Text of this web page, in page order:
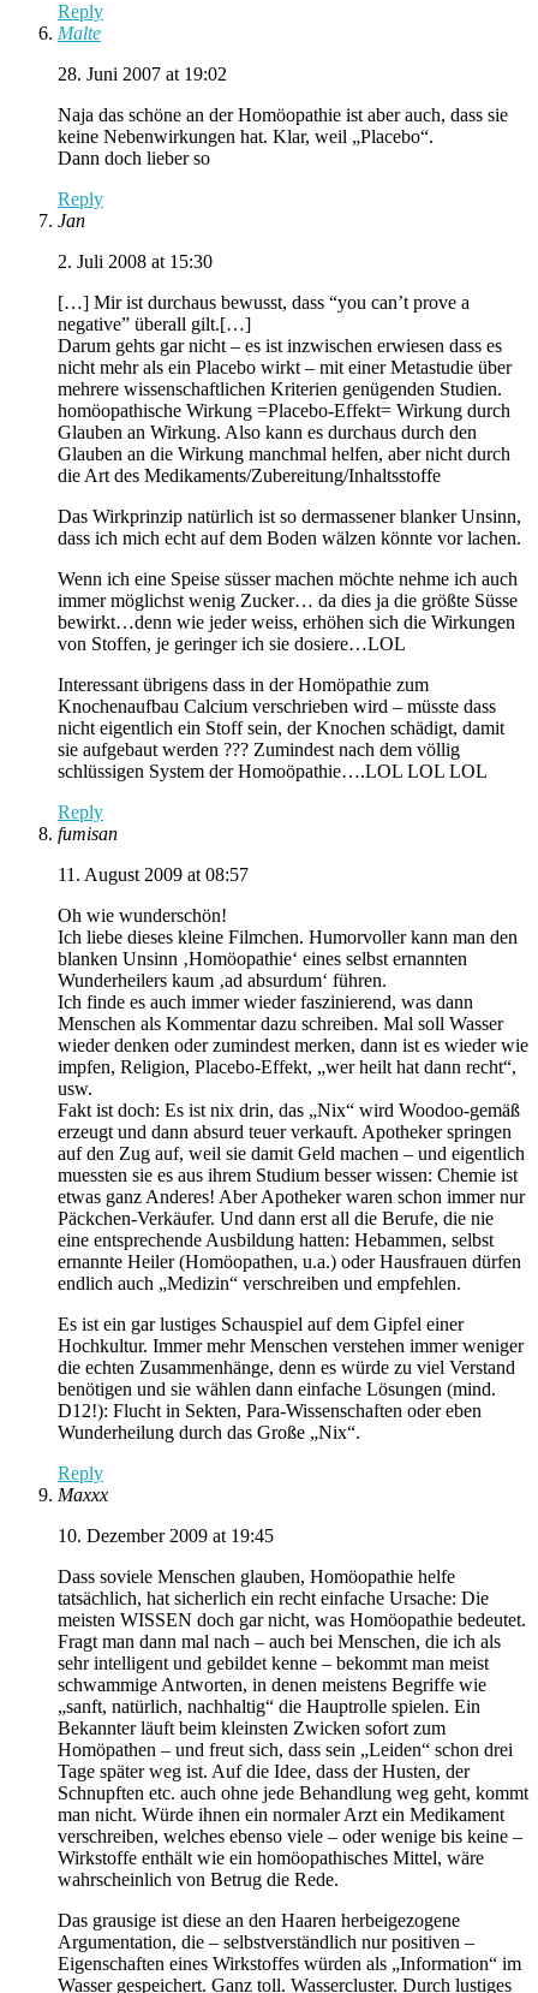
Reply
Malte
28. Juni 2007 at 19:02
Naja das schöne an der Homöopathie ist aber auch, dass sie
keine Nebenwirkungen hat. Klar, weil „Placebo“.
Dann doch lieber so
Reply
Jan
2. Juli 2008 at 15:30
[…] Mir ist durchaus bewusst, dass “you can’t prove a
negative” überall gilt.[…]
Darum gehts gar nicht – es ist inzwischen erwiesen dass es
nicht mehr als ein Placebo wirkt – mit einer Metastudie über
mehrere wissenschaftlichen Kriterien genügenden Studien.
homöopathische Wirkung =Placebo-Effekt= Wirkung durch
Glauben an Wirkung. Also kann es durchaus durch den
Glauben an die Wirkung manchmal helfen, aber nicht durch
die Art des Medikaments/Zubereitung/Inhaltsstoffe
Das Wirkprinzip natürlich ist so dermassener blanker Unsinn,
dass ich mich echt auf dem Boden wälzen könnte vor lachen.
Wenn ich eine Speise süsser machen möchte nehme ich auch
immer möglichst wenig Zucker… da dies ja die größte Süsse
bewirkt…denn wie jeder weiss, erhöhen sich die Wirkungen
von Stoffen, je geringer ich sie dosiere…LOL
Interessant übrigens dass in der Homöpathie zum
Knochenaufbau Calcium verschrieben wird – müsste dass
nicht eigentlich ein Stoff sein, der Knochen schädigt, damit
sie aufgebaut werden ??? Zumindest nach dem völlig
schlüssigen System der Homoöpathie….LOL LOL LOL
Reply
fumisan
11. August 2009 at 08:57
Oh wie wunderschön!
Ich liebe dieses kleine Filmchen. Humorvoller kann man den
blanken Unsinn ‚Homöopathie‘ eines selbst ernannten
Wunderheilers kaum ‚ad absurdum‘ führen.
Ich finde es auch immer wieder faszinierend, was dann
Menschen als Kommentar dazu schreiben. Mal soll Wasser
wieder denken oder zumindest merken, dann ist es wieder wie
impfen, Religion, Placebo-Effekt, „wer heilt hat dann recht“,
usw.
Fakt ist doch: Es ist nix drin, das „Nix“ wird Woodoo-gemäß
erzeugt und dann absurd teuer verkauft. Apotheker springen
auf den Zug auf, weil sie damit Geld machen – und eigentlich
muessten sie es aus ihrem Studium besser wissen: Chemie ist
etwas ganz Anderes! Aber Apotheker waren schon immer nur
Päckchen-Verkäufer. Und dann erst all die Berufe, die nie
eine entsprechende Ausbildung hatten: Hebammen, selbst
ernannte Heiler (Homöopathen, u.a.) oder Hausfrauen dürfen
endlich auch „Medizin“ verschreiben und empfehlen.
Es ist ein gar lustiges Schauspiel auf dem Gipfel einer
Hochkultur. Immer mehr Menschen verstehen immer weniger
die echten Zusammenhänge, denn es würde zu viel Verstand
benötigen und sie wählen dann einfache Lösungen (mind.
D12!): Flucht in Sekten, Para-Wissenschaften oder eben
Wunderheilung durch das Große „Nix“.
Reply
Maxxx
10. Dezember 2009 at 19:45
Dass soviele Menschen glauben, Homöopathie helfe
tatsächlich, hat sicherlich ein recht einfache Ursache: Die
meisten WISSEN doch gar nicht, was Homöopathie bedeutet.
Fragt man dann mal nach – auch bei Menschen, die ich als
sehr intelligent und gebildet kenne – bekommt man meist
schwammige Antworten, in denen meistens Begriffe wie
„sanft, natürlich, nachhaltig“ die Hauptrolle spielen. Ein
Bekannter läuft beim kleinsten Zwicken sofort zum
Homöpathen – und freut sich, dass sein „Leiden“ schon drei
Tage später weg ist. Auf die Idee, dass der Husten, der
Schnupften etc. auch ohne jede Behandlung weg geht, kommt
man nicht. Würde ihnen ein normaler Arzt ein Medikament
verschreiben, welches ebenso viele – oder wenige bis keine –
Wirkstoffe enthält wie ein homöopathisches Mittel, wäre
wahrscheinlich von Betrug die Rede.
Das grausige ist diese an den Haaren herbeigezogene
Argumentation, die – selbstverständlich nur positiven –
Eigenschaften eines Wirkstoffes würden als „Information“ im
Wasser gespeichert. Ganz toll. Wassercluster. Durch lustiges